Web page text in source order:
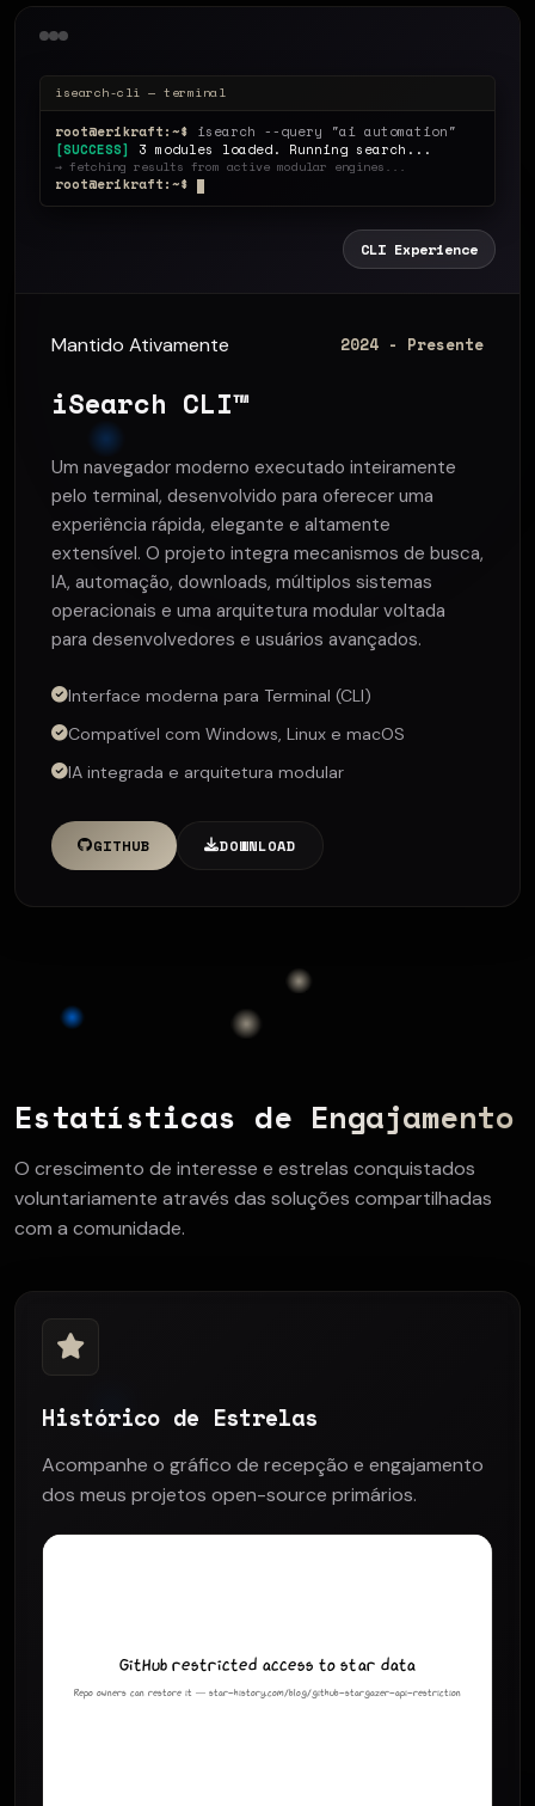
isearch-cli — terminal
root@erikraft:~$ isearch --query "ai automation"
[SUCCESS]
3 modules loaded. Running search...
→ fetching results from active modular engines...
root@erikraft:~$
CLI Experience
Mantido Ativamente 2024 - Presente
iSearch CLI™
Um navegador moderno executado inteiramente
pelo terminal, desenvolvido para oferecer uma
experiência rápida, elegante e altamente
extensível. O projeto integra mecanismos de busca,
IA, automação, downloads, múltiplos sistemas
operacionais e uma arquitetura modular voltada
para desenvolvedores e usuários avançados.
Interface moderna para Terminal (CLI)
Compatível com Windows, Linux e macOS
IA integrada e arquitetura modular
GITHUB DOWNLOAD
Estatísticas de Engajamento
O crescimento de interesse e estrelas conquistados
voluntariamente através das soluções compartilhadas
com a comunidade.
Histórico de Estrelas
Acompanhe o gráfico de recepção e engajamento
dos meus projetos open-source primários.